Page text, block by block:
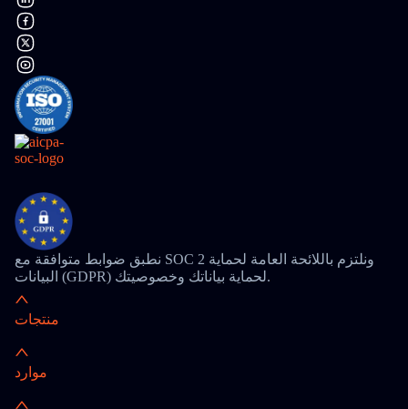
نطبق ضوابط متوافقة مع SOC 2 ونلتزم باللائحة العامة لحماية
البيانات (GDPR) لحماية بياناتك وخصوصيتك.
منتجات
موارد